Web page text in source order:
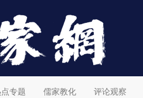
专题 儒家教化 评论观察